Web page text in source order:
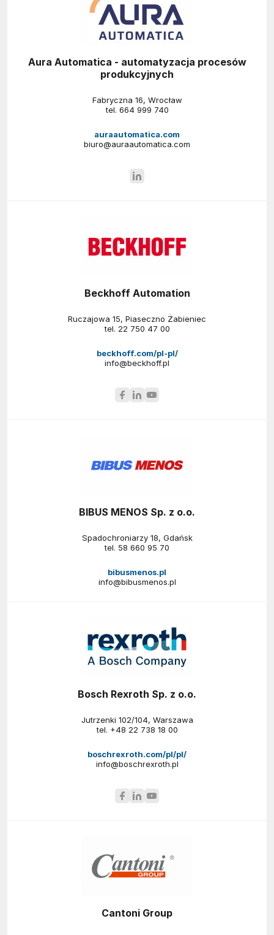
Aura Automatica - automatyzacja procesów
produkcyjnych
Fabryczna 16, Wrocław
tel. 664 999 740
auraautomatica.com
biuro@auraautomatica.com
Beckhoff Automation
Ruczajowa 15, Piaseczno Żabieniec
tel. 22 750 47 00
beckhoff.com/pl-pl/
info@beckhoff.pl
BIBUS MENOS Sp. z o.o.
Spadochroniarzy 18, Gdańsk
tel. 58 660 95 70
bibusmenos.pl
info@bibusmenos.pl
Bosch Rexroth Sp. z o.o.
Jutrzenki 102/104, Warszawa
tel. +48 22 738 18 00
boschrexroth.com/pl/pl/
info@boschrexroth.pl
Cantoni Group